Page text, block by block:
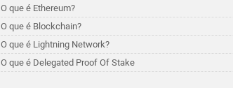
O que é Ethereum?
O que é Blockchain?
O que é Lightning Network?
O que é Delegated Proof Of Stake